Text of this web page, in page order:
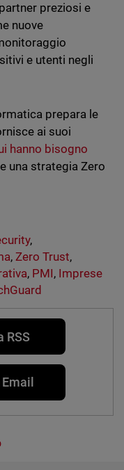
preziosi e
nuove
e utenti negli
prepara le
ai suoi
hanno bisogno
una strategia Zero
,
,Zero Trust,
, PMI, Imprese
RSS